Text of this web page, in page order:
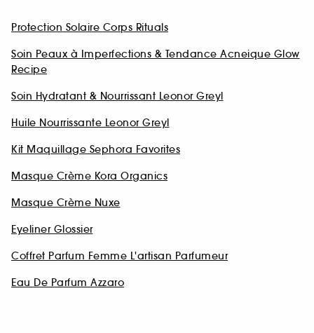
Protection Solaire Corps Rituals
Soin Peaux à Imperfections & Tendance Acneique Glow
Recipe
Soin Hydratant & Nourrissant Leonor Greyl
Huile Nourrissante Leonor Greyl
Kit Maquillage Sephora Favorites
Masque Crème Kora Organics
Masque Crème Nuxe
Eyeliner Glossier
Coffret Parfum Femme L'artisan Parfumeur
Eau De Parfum Azzaro